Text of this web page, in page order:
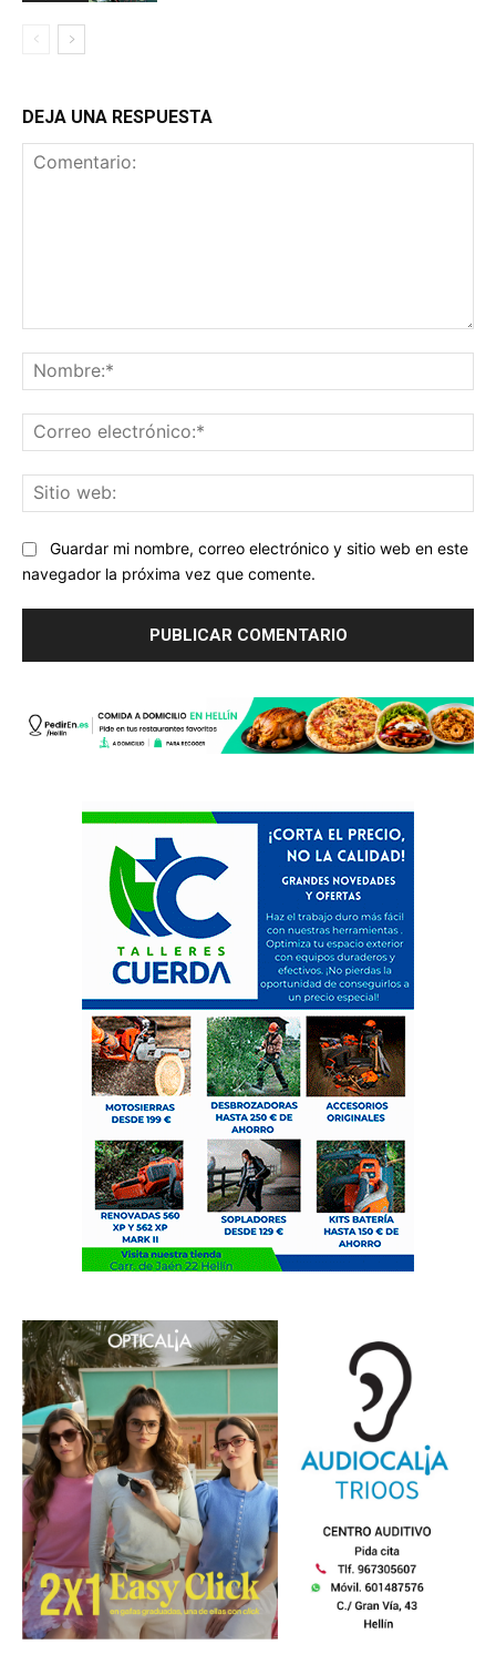
DEJA UNA RESPUESTA
Guardar mi nombre, correo electrónico y sitio web en este
navegador la próxima vez que comente.